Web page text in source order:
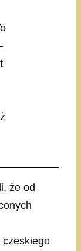
że od
czeskiego